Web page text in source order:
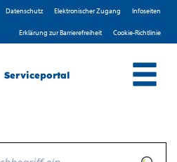
D­atenschutz Elektronischer Zugang Infoseiten
Erklärung zur Barrierefreiheit Cookie-Richtlinie
Serviceportal